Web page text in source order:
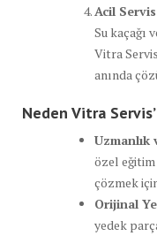
Acil
Su kaçağı
Vitra
anında
Neden Vitra
Uzmanlık
özel
çözmek
Orijinal
yedek